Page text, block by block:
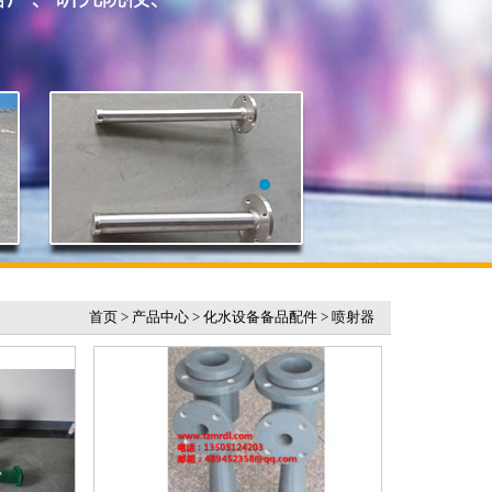
首页 > 产品中心 > 化水设备备品配件 > 喷射器